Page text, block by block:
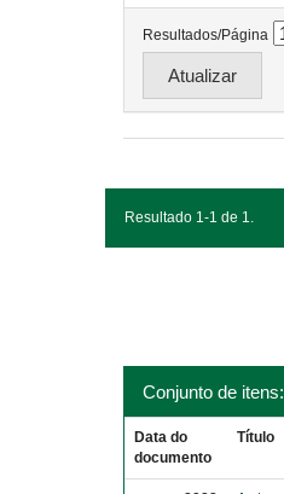
Resultados/Página
Resultado 1-1 de 1.
Conjunto de itens:
Data do
documento
Título